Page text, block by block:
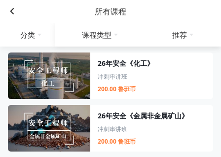
所有课程
分类 课程类型 推荐
26年安全《化工》
冲刺串讲班
200.00 鲁班币
26年安全《金属非金属矿山》
冲刺串讲班
200.00 鲁班币